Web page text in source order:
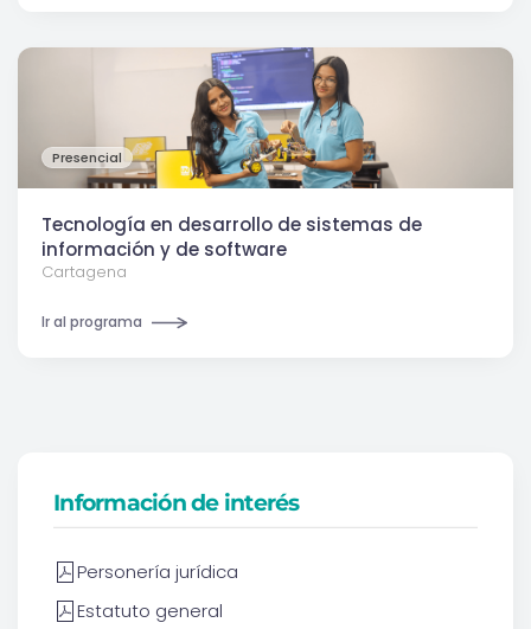
Tecnología en desarrollo de sistemas de
información y de software
Presencial
Cartagena
Ir al programa
Información de interés
Personería jurídica
Estatuto general